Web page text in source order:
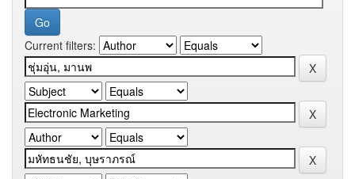
Current filters: